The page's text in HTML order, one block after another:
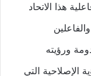
هذا الاتحاد
ورؤيته
الإصلاحية التي